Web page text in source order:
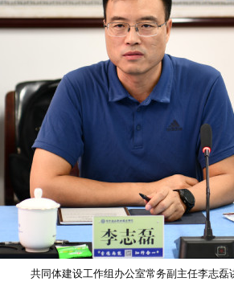
共同体建设工作组办公室常务副主任李志磊